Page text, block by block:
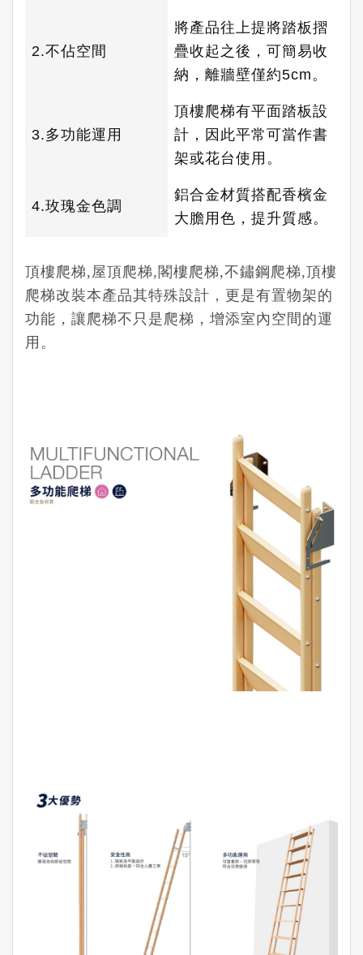
2.不佔空間
將產品往上提將踏板摺
疊收起之後，可簡易收
納，離牆壁僅約5cm。
3.多功能運用
頂樓爬梯有平面踏板設
計，因此平常可當作書
架或花台使用。
4.玫瑰金色調
鋁合金材質搭配香檳金
大膽用色，提升質感。
頂樓爬梯, 屋頂爬梯, 閣樓爬梯,不鏽鋼爬梯,頂樓
爬梯改裝本產品其特殊設計，更是有置物架的
功能，讓爬梯不只是爬梯，增添室內空間的運
用。